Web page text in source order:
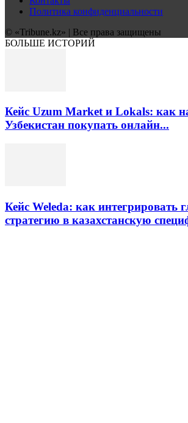
Политика конфиденциальности
© «Tribune.kz» | Все права защищены
БОЛЬШЕ ИСТОРИЙ
Кейс Uzum Market и Lokals: как
Узбекистан покупать онлайн...
Кейс Weleda: как интегрировать
стратегию в казахстанскую